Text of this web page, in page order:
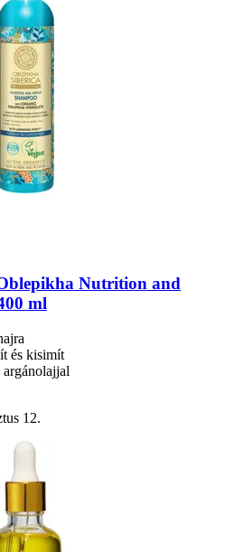
Nutrition and
ml
és kisimít
12.